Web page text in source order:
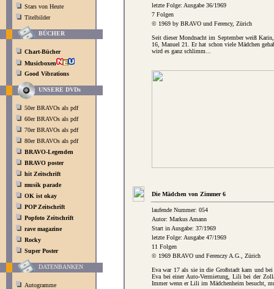
Stars von Heute
Titelbilder
BÜCHER
Chart-Bücher
Musicboxen
Good Vibrations
UNSERE DVDs
50er BRAVOs als pdf
60er BRAVOs als pdf
70er BRAVOs als pdf
80er BRAVOs als pdf
BRAVO-Legenden
BRAVO poster
hit Zeitschrift
musik parade
OK ist okay
POP Zeitschrift
Popfoto Zeitschrift
rave magazine
Rocky
Super Poster
DATENBANKEN
Autogramme
letzte Folge: Ausgabe 36/1969
7 Folgen
© 1969 by BRAVO und Ferency, Zürich
Seit dieser Mondnacht im September weiß
16, Manuel 21. Er hat schon viele Mädchen
wird es ganz schlimm...
Die Mädchen von Zimmer 6
laufende Nummer: 054
Autor: Markus Amann
Start in Ausgabe: 37/1969
letzte Folge: Ausgabe 47/1969
11 Folgen
© 1969 BRAVO und Ferenczy A.G., Zürich
Eva war 17 als sie in die Großstadt kam und
Eva bei einer Auto-Vermietung, Lili bei der
Immer wenn er Lili im Mädchenheim besucht,